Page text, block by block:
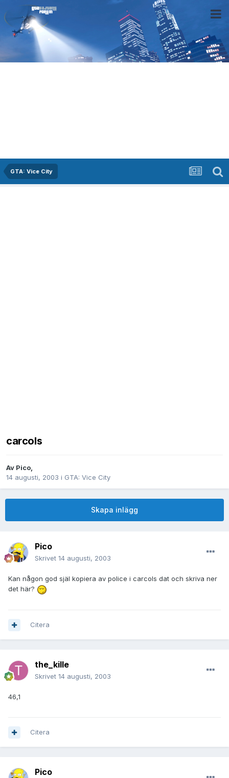
GTA: Vice City
carcols
Av Pico,
14 augusti, 2003 i GTA: Vice City
Skapa inlägg
Pico
Skrivet 14 augusti, 2003
Kan någon god själ kopiera av police i carcols dat och skriva ner
det här?
Citera
the_kille
Skrivet 14 augusti, 2003
46,1
Citera
Pico